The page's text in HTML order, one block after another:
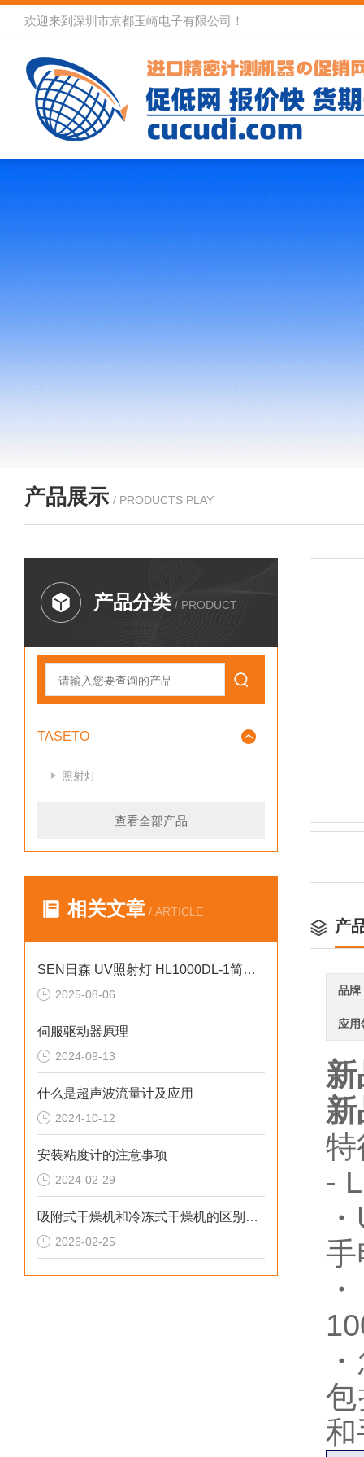
欢迎来到深圳市京都玉崎电子有限公司！
产品展示 / PRODUCTS PLAY
产品分类 / PRODUCT
TASETO
照射灯
查看全部产品
相关文章 / ARTICLE
SEN日森 UV照射灯 HL1000DL-1简介 京都玉崎
2025-08-06
伺服驱动器原理
2024-09-13
什么是超声波流量计及应用
2024-10-12
安装粘度计的注意事项
2024-02-29
吸附式干燥机和冷冻式干燥机的区别是什么
2026-02-25
产
品牌
应用
特
-
手
和